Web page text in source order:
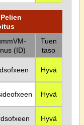
(ID)
Tuen
taso
Hyvä
Hyvä
Hyvä